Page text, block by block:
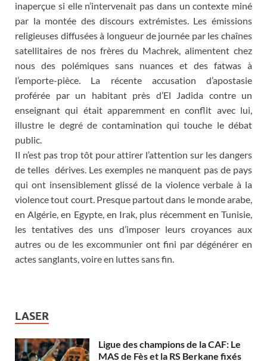
inaperçue si elle n’intervenait pas dans un contexte miné
par la montée des discours extrémistes. Les émissions
religieuses diffusées à longueur de journée par les chaînes
satellitaires de nos frères du Machrek, alimentent chez
nous des polémiques sans nuances et des fatwas à
l’emporte-pièce. La récente accusation d’apostasie
proférée par un habitant près d’El Jadida contre un
enseignant qui était apparemment en conflit avec lui,
illustre le degré de contamination qui touche le débat
public.
Il n’est pas trop tôt pour attirer l’attention sur les dangers
de telles dérives. Les exemples ne manquent pas de pays
qui ont insensiblement glissé de la violence verbale à la
violence tout court. Presque partout dans le monde arabe,
en Algérie, en Egypte, en Irak, plus récemment en Tunisie,
les tentatives des uns d’imposer leurs croyances aux
autres ou de les excommunier ont fini par dégénérer en
actes sanglants, voire en luttes sans fin.
LASER
Ligue des champions de la CAF: Le
MAS de Fès et la RS Berkane fixés